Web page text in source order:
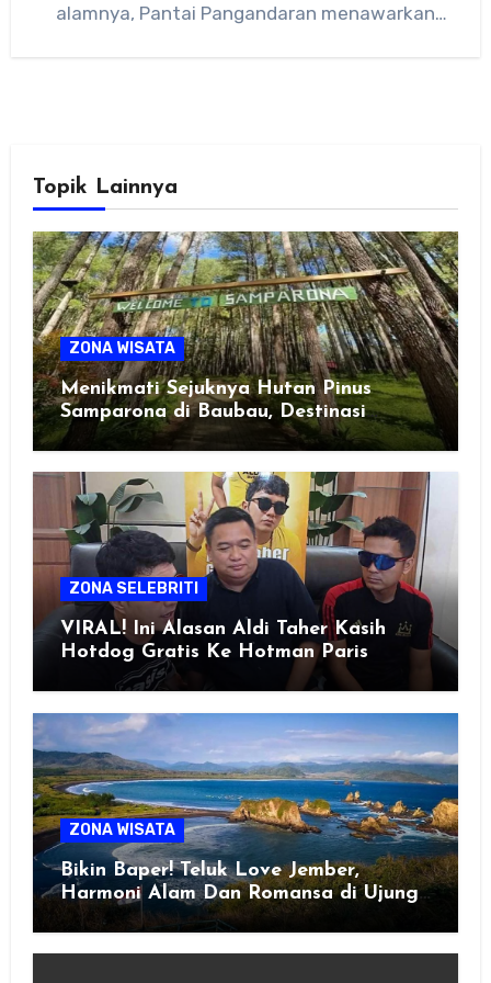
alamnya, Pantai Pangandaran menawarkan
Topik Lainnya
ZONA WISATA
Menikmati Sejuknya Hutan Pinus
Samparona di Baubau, Destinasi
Healing Favorit!
ZONA SELEBRITI
VIRAL! Ini Alasan Aldi Taher Kasih
Hotdog Gratis Ke Hotman Paris
ZONA WISATA
Bikin Baper! Teluk Love Jember,
Harmoni Alam Dan Romansa di Ujung
Selatan Jawa